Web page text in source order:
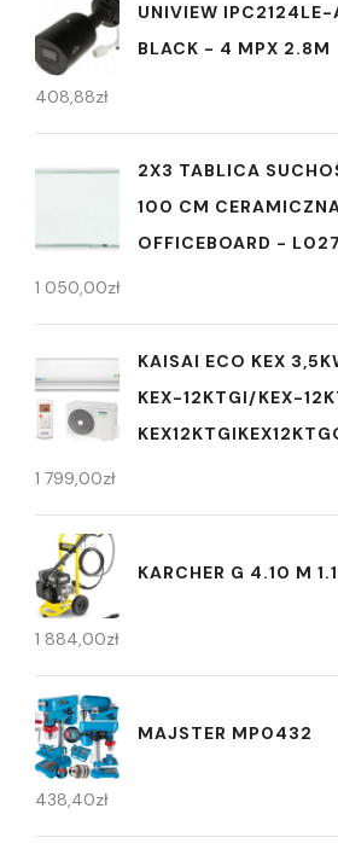
UNIVIEW
BLACK - 4 MPX 2.8M
408,88zł
2X3 TABLICA
100 CM
OFFICEBOARD -
1 050,00zł
KAISAI ECO KEX
KEX-12KTGI/KEX-
1 799,00zł
KARCHER G 4.10 M
1 884,00zł
MAJSTER MP0432
438,40zł